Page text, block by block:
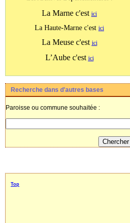
La Marne c'est ici
La Haute-Marne c'est ici
La Meuse c'est ici
L’Aube c'est ici
Recherche dans d'autres bases
Paroisse ou commune souhaitée :
Top